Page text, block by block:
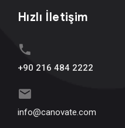
Hızlı İletişim
+90 216 484 2222
info@canovate.com